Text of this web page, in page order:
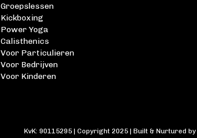
Groepslessen
Kickboxing
Power Yoga
Calisthenics
Voor Particulieren
Voor Bedrijven
Voor Kinderen
KvK: 90115295 | Copyright 2025 | Built & Nurtured by